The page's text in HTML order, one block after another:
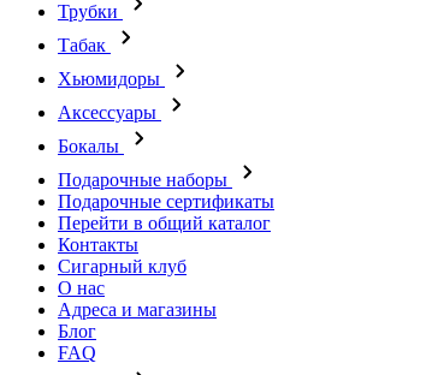
Трубки
Табак
Хьюмидоры
Аксессуары
Бокалы
Подарочные наборы
Подарочные сертификаты
Перейти в общий каталог
Контакты
Сигарный клуб
О нас
Адреса и магазины
Блог
FAQ